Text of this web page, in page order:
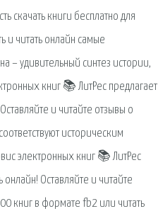
скачать книги бесплатно для
и читать онлайн самые
– удивительный синтез истории,
книг 📚 ЛитРес предлагает
и читайте отзывы о
историческим
электронных книг 📚 ЛитРес
Оставляйте и читайте
книг в формате fb2 или читать